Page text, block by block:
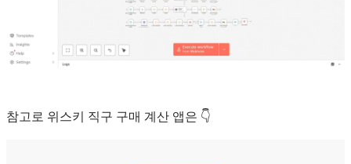
참고로 위스키 직구 구매 계산 앱은 👇